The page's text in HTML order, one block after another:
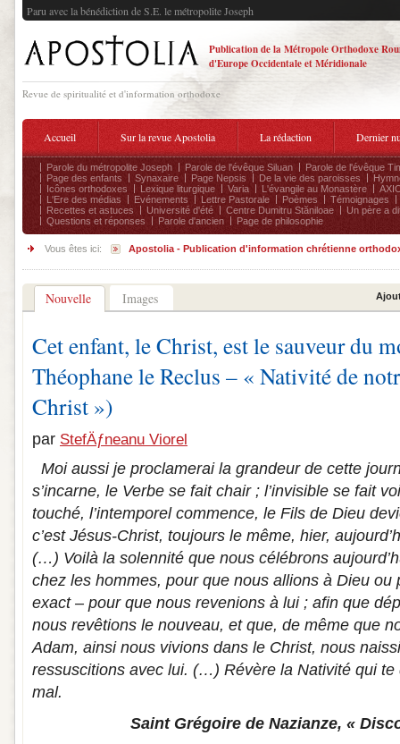
Paru avec la bénédiction de S.E. le métropolite Joseph
Publication de la Métropole Orthodoxe
d'Europe Occidentale et Méridionale
Revue de spiritualité et d'information orthodoxe
Accueil Sur la revue Apostolia La rédaction Dernier
Parole du métropolite Joseph Parole de l'évêque Siluan
Parole de l'évêque
Page des enfants
Synaxaire Page Nepsis De la vie des paroisses
Icônes orthodoxes
Lexique liturgique Varia L'évangile au Monastère
L'Ere des médias
Evénements Lettre Pastorale Poèmes
Témoignages
Recettes et astuces
Université d'été Centre Dumitru Stăniloae
Un père a
Questions et réponses
Parole d'ancien Page de philosophie
Vous êtes ici: Apostolia - Publication d'information chrétienne
Nouvelle Images
Cet enfant, le Christ, est le sauveur du
Théophane le Reclus – « Nativité de
Christ »)
par StefÄƒneanu Viorel
Moi aussi je proclamerai la grandeur de cette
s’incarne, le Verbe se fait chair ; l’invisible se fait
touché, l’intemporel commence, le Fils de Dieu
c’est Jésus-Christ, toujours le même, hier,
(…) Voilà la solennité que nous célébrons
chez les hommes, pour que nous allions à Dieu ou
exact – pour que nous revenions à lui ; afin que
nous revêtions le nouveau, et que, de même que
Adam, ainsi nous vivions dans le Christ, nous
ressuscitions avec lui. (…) Révère la Nativité qui te
mal.
Saint Grégoire de Nazianze, «